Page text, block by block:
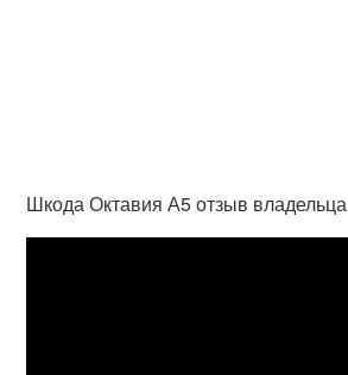
Шкода Октавия А5 отзыв владельца